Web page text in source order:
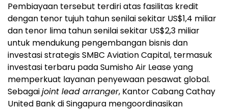
Pembiayaan tersebut terdiri atas fasilitas kredit
dengan tenor tujuh tahun senilai sekitar US$1,4 miliar
dan tenor lima tahun senilai sekitar US$2,3 miliar
untuk mendukung pengembangan bisnis dan
investasi strategis SMBC Aviation Capital, termasuk
investasi terbaru pada Sumisho Air Lease yang
memperkuat layanan penyewaan pesawat global.
Sebagaijoint lead arranger, Kantor Cabang Cathay
United Bank di Singapura mengoordinasikan